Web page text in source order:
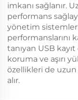
imkanı sağlanır.
performans
yönetim sistemleri
performanslarını
tanıyan USB
koruma ve aşırı
özellikleri de
alır.